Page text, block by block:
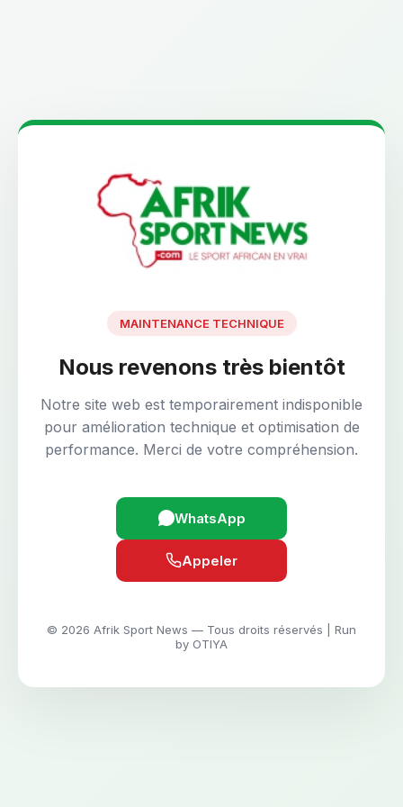
MAINTENANCE TECHNIQUE
Nous revenons très bientôt
Notre site web est temporairement indisponible
pour amélioration technique et optimisation de
performance. Merci de votre compréhension.
WhatsApp
Appeler
© 2026 Afrik Sport News — Tous droits réservés | Run
by OTIYA